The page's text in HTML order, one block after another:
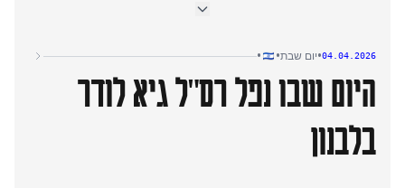
בשעות אחר הצהריים המוקדמות עבר הדגש העיתונאי לאישור הפלת ה-
טילים מתמשכות מאיראן ומלבנון על צפון ומרכז ישראל.
דיווחי הערב התמקדו בחילוץ אחד מאנשי הצוות בעוד החיפוש נמשך
אחר השני, לצד מטחי טילים מתמשכים מאיראן ומלבנון על צפון ישראל
עם אזעקות ברחבי הגליל, חיפה ועמק יזרעאל, ודיווחים כי המשא ומתן
04.04.2026
•יום שבת•
•
היום שבו נפל רס"ל גיא לודר
בלבנון